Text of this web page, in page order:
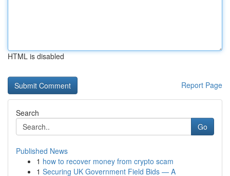
HTML is disabled
Report Page
Search
Go
Published News
1 how to recover money from crypto scam
1 Securing UK Government Field Bids — A